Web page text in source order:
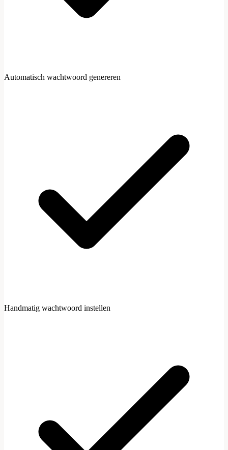
Automatisch wachtwoord genereren
Handmatig wachtwoord instellen